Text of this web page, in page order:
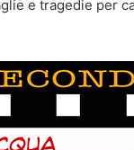
e tragedie per